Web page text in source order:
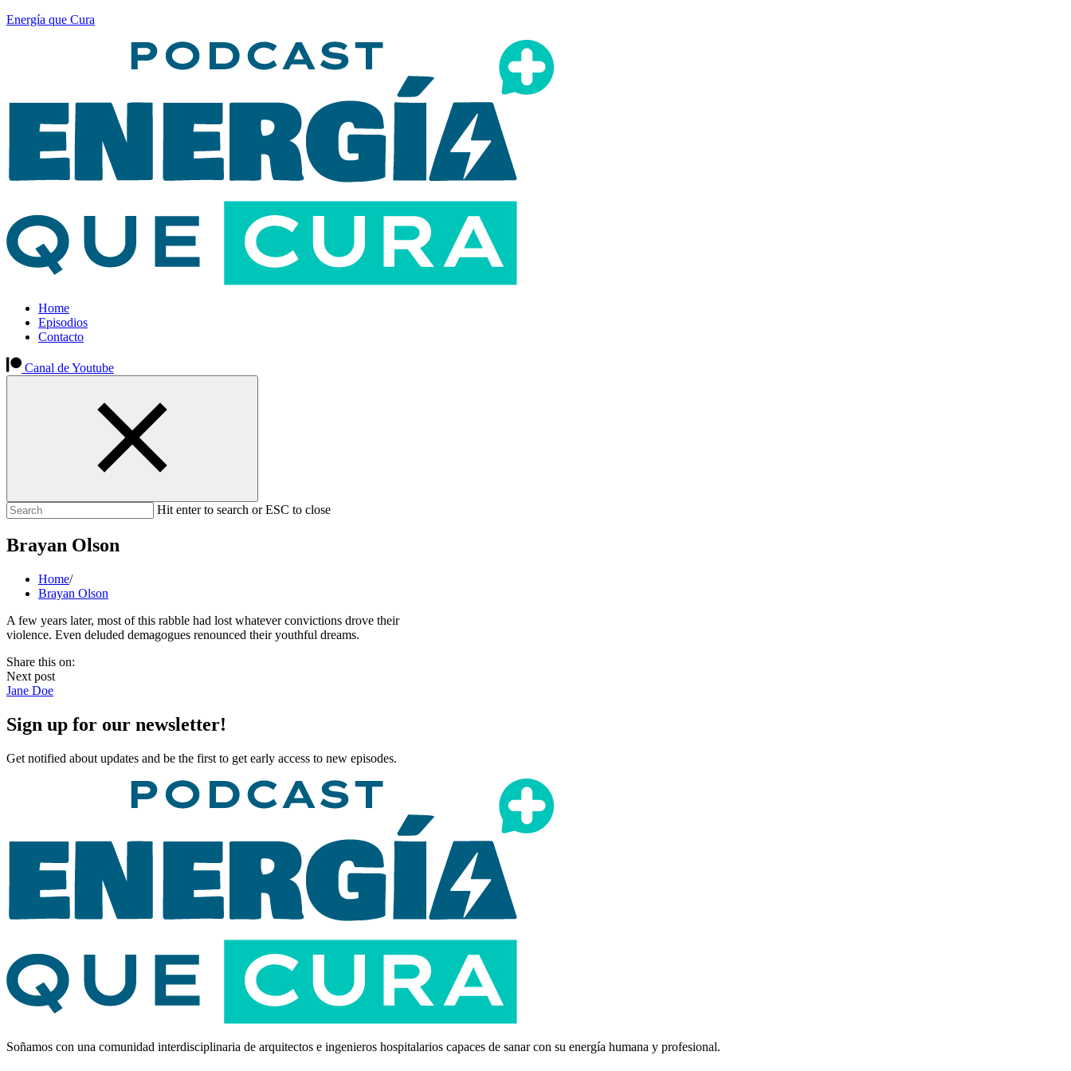
Energía que Cura
Home
Episodios
Contacto
Canal de Youtube
Hit enter to search or ESC to close
Brayan Olson
Home/
Brayan Olson
A few years later, most of this rabble had lost whatever convictions drove their
violence. Even deluded demagogues renounced their youthful dreams.
Share this on:
Next post
Jane Doe
Sign up for our newsletter!
Get notified about updates and be the first to get early access to new episodes.
Soñamos con una comunidad interdisciplinaria de arquitectos e ingenieros hospitalarios capaces de sanar con su energía humana y profesional.